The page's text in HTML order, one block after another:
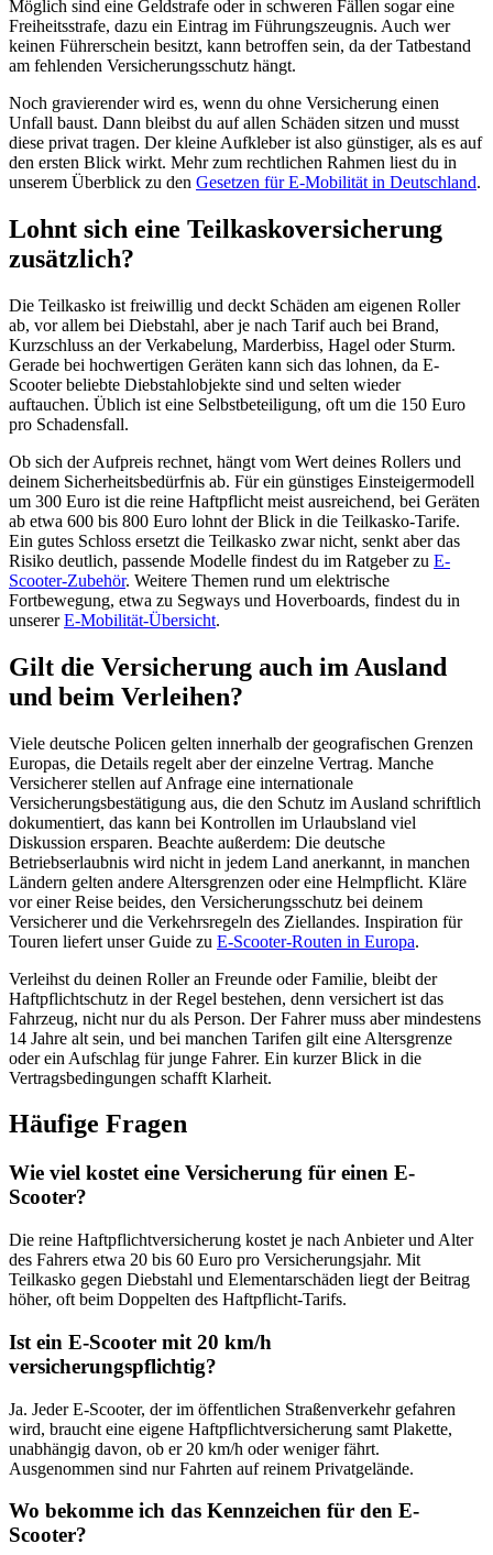
Möglich sind eine Geldstrafe oder in schweren Fällen sogar eine
Freiheitsstrafe, dazu ein Eintrag im Führungszeugnis. Auch wer
keinen Führerschein besitzt, kann betroffen sein, da der Tatbestand
am fehlenden Versicherungsschutz hängt.
Noch gravierender wird es, wenn du ohne Versicherung einen
Unfall baust. Dann bleibst du auf allen Schäden sitzen und musst
diese privat tragen. Der kleine Aufkleber ist also günstiger, als es auf
den ersten Blick wirkt. Mehr zum rechtlichen Rahmen liest du in
unserem Überblick zu den Gesetzen für E-Mobilität in Deutschland.
Lohnt sich eine Teilkaskoversicherung
zusätzlich?
Die Teilkasko ist freiwillig und deckt Schäden am eigenen Roller
ab, vor allem bei Diebstahl, aber je nach Tarif auch bei Brand,
Kurzschluss an der Verkabelung, Marderbiss, Hagel oder Sturm.
Gerade bei hochwertigen Geräten kann sich das lohnen, da E-
Scooter beliebte Diebstahlobjekte sind und selten wieder
auftauchen. Üblich ist eine Selbstbeteiligung, oft um die 150 Euro
pro Schadensfall.
Ob sich der Aufpreis rechnet, hängt vom Wert deines Rollers und
deinem Sicherheitsbedürfnis ab. Für ein günstiges Einsteigermodell
um 300 Euro ist die reine Haftpflicht meist ausreichend, bei Geräten
ab etwa 600 bis 800 Euro lohnt der Blick in die Teilkasko-Tarife.
Ein gutes Schloss ersetzt die Teilkasko zwar nicht, senkt aber das
Risiko deutlich, passende Modelle findest du im Ratgeber zu E-
Scooter-Zubehör. Weitere Themen rund um elektrische
Fortbewegung, etwa zu Segways und Hoverboards, findest du in
unsererE-Mobilität-Übersicht.
Gilt die Versicherung auch im Ausland
und beim Verleihen?
Viele deutsche Policen gelten innerhalb der geografischen Grenzen
Europas, die Details regelt aber der einzelne Vertrag. Manche
Versicherer stellen auf Anfrage eine internationale
Versicherungsbestätigung aus, die den Schutz im Ausland schriftlich
dokumentiert, das kann bei Kontrollen im Urlaubsland viel
Diskussion ersparen. Beachte außerdem: Die deutsche
Betriebserlaubnis wird nicht in jedem Land anerkannt, in manchen
Ländern gelten andere Altersgrenzen oder eine Helmpflicht. Kläre
vor einer Reise beides, den Versicherungsschutz bei deinem
Versicherer und die Verkehrsregeln des Ziellandes. Inspiration für
Touren liefert unser Guide zu E-Scooter-Routen in Europa.
Verleihst du deinen Roller an Freunde oder Familie, bleibt der
Haftpflichtschutz in der Regel bestehen, denn versichert ist das
Fahrzeug, nicht nur du als Person. Der Fahrer muss aber mindestens
14 Jahre alt sein, und bei manchen Tarifen gilt eine Altersgrenze
oder ein Aufschlag für junge Fahrer. Ein kurzer Blick in die
Vertragsbedingungen schafft Klarheit.
Häufige Fragen
Wie viel kostet eine Versicherung für einen E-
Scooter?
Die reine Haftpflichtversicherung kostet je nach Anbieter und Alter
des Fahrers etwa 20 bis 60 Euro pro Versicherungsjahr. Mit
Teilkasko gegen Diebstahl und Elementarschäden liegt der Beitrag
höher, oft beim Doppelten des Haftpflicht-Tarifs.
Ist ein E-Scooter mit 20 km/h
versicherungspflichtig?
Ja. Jeder E-Scooter, der im öffentlichen Straßenverkehr gefahren
wird, braucht eine eigene Haftpflichtversicherung samt Plakette,
unabhängig davon, ob er 20 km/h oder weniger fährt.
Ausgenommen sind nur Fahrten auf reinem Privatgelände.
Wo bekomme ich das Kennzeichen für den E-
Scooter?